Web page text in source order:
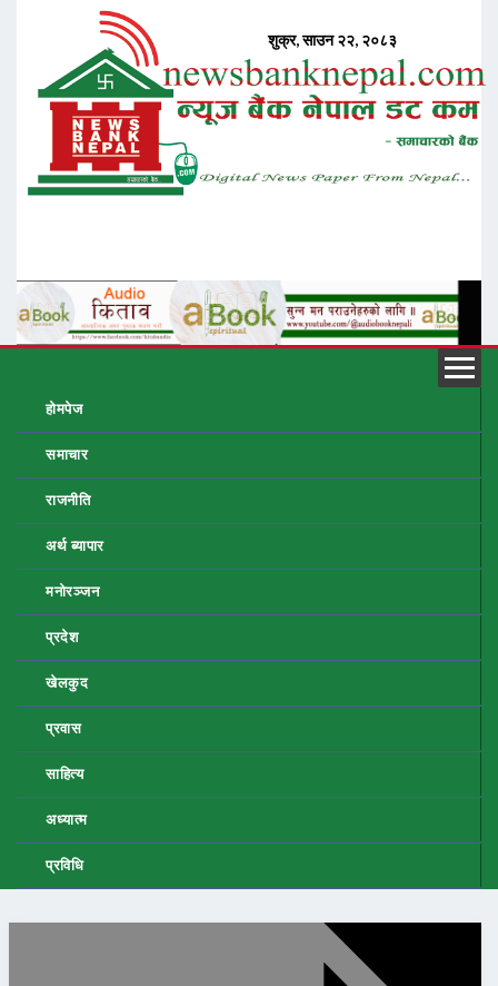
होमपेज
समाचार
राजनीति
अर्थ ब्यापार
मनोरञ्जन
प्रदेश
खेलकुद
प्रवास
साहित्य
अध्यात्म
प्रविधि